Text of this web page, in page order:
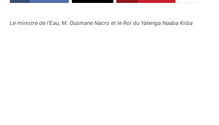
Le ministre de l'Eau, M. Ousmane Nacro et le Roi du Yatenga Naaba Kiiba